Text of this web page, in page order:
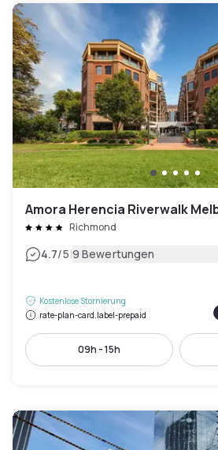
Amora Herencia Riverwalk
Richmond
4.7/5|9 Bewertungen
Kostenlose Stornierung
rate-plan-card.label-prepaid
09h - 15h